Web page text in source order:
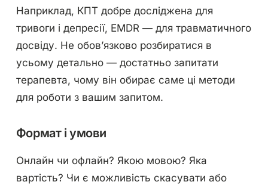
Наприклад, КПТ добре досліджена для
тривоги і депресії, EMDR — для травматичного
досвіду. Не обов’язково розбиратися в
усьому детально — достатньо запитати
терапевта, чому він обирає саме ці методи
для роботи з вашим запитом.
Формат і умови
Онлайн чи офлайн? Якою мовою? Яка
вартість? Чи є можливість скасувати або